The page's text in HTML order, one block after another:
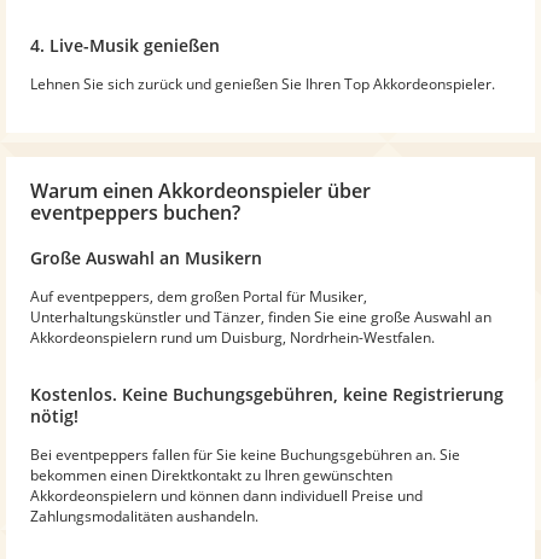
4. Live-Musik genießen
Lehnen Sie sich zurück und genießen Sie Ihren Top Akkordeonspieler.
Warum einen Akkordeonspieler über
eventpeppers buchen?
Große Auswahl an Musikern
Auf eventpeppers, dem großen Portal für Musiker,
Unterhaltungskünstler und Tänzer, finden Sie eine große Auswahl an
Akkordeonspielern rund um Duisburg, Nordrhein-Westfalen.
Kostenlos. Keine Buchungsgebühren, keine Registrierung
nötig!
Bei eventpeppers fallen für Sie keine Buchungsgebühren an. Sie
bekommen einen Direktkontakt zu Ihren gewünschten
Akkordeonspielern und können dann individuell Preise und
Zahlungsmodalitäten aushandeln.